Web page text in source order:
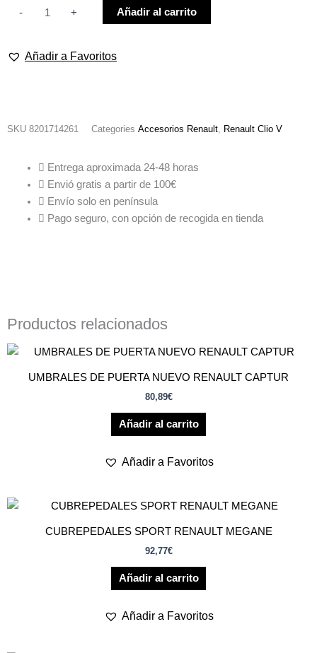
-
MALETERO
RENAULT
+ Añadir al carrito
Añadir a Favoritos
SKU 8201714261 Categories Accesorios Renault Renault Clio V
Entrega aproximada 24-48 horas
Envió gratis a partir de 100€
Envío solo en península
Pago seguro, con opción de recogida en tienda
Productos relacionados
UMBRALES DE PUERTA NUEVO RENAULT CAPTUR
80,89€
Añadir al carrito
Añadir a Favoritos
CUBREPEDALES SPORT RENAULT MEGANE
92,77€
Añadir al carrito
Añadir a Favoritos